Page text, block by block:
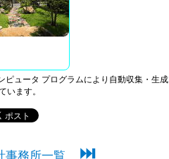
ュータ プログラムにより自動収集・生成
います。
事務所一覧 ⏭